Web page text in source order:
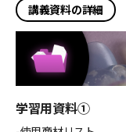
講義資料の詳細
学習用資料①